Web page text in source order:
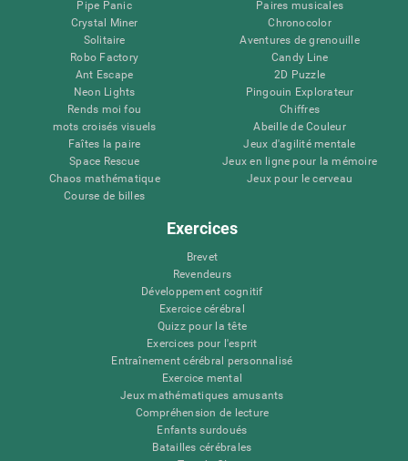
Pipe Panic
Crystal Miner
Solitaire
Robo Factory
Ant Escape
Neon Lights
Rends moi fou
mots croisés visuels
Faîtes la paire
Space Rescue
Chaos mathématique
Course de billes
Paires musicales
Chronocolor
Aventures de grenouille
Candy Line
2D Puzzle
Pingouin Explorateur
Chiffres
Abeille de Couleur
Jeux d'agilité mentale
Jeux en ligne pour la mémoire
Jeux pour le cerveau
Exercices
Brevet
Revendeurs
Développement cognitif
Exercice cérébral
Quizz pour la tête
Exercices pour l'esprit
Entraînement cérébral personnalisé
Exercice mental
Jeux mathématiques amusants
Compréhension de lecture
Enfants surdoués
Batailles cérébrales